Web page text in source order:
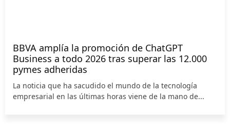
BBVA amplía la promoción de ChatGPT
Business a todo 2026 tras superar las 12.000
pymes adheridas
La noticia que ha sacudido el mundo de la tecnología
empresarial en las últimas horas viene de la mano de...